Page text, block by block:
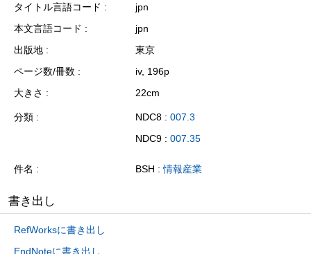
タイトル言語コード
jpn
本文言語コード
jpn
出版地
東京
ページ数/冊数
iv, 196p
大きさ
22cm
分類 NDC8 : 007.3
NDC9 : 007.35
件名 BSH :情報産業
書き出し
RefWorksに書き出し
EndNoteに書き出し